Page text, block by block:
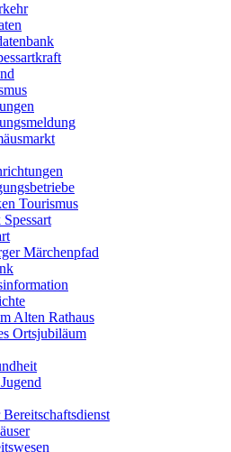
Tourismus
Märchenpfad
Alten Rathaus
Ortsjubiläum